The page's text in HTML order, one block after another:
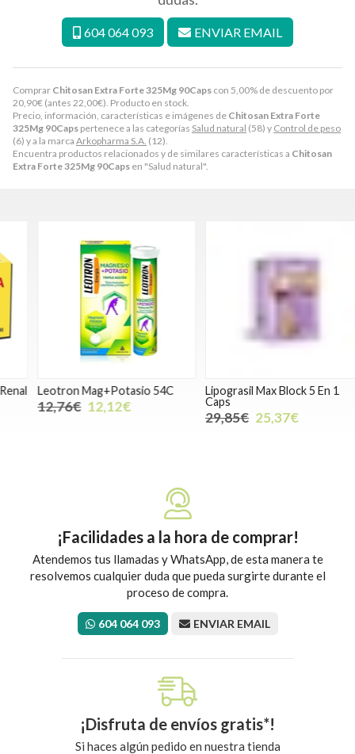
Comprar Chitosan Extra Forte 325Mg 90Caps con 5,00% de descuento por
20,90€ (antes 22,00€). Producto en stock.
Precio, información, características e imágenes de Chitosan Extra Forte
325Mg 90Caps pertenece a las categorías Salud natural (58) y Control de peso
(6) y a la marca Arkopharma S.A. (12).
Encuentra productos relacionados y de similares características a Chitosan
Extra Forte 325Mg 90Caps en "Salud natural".
604 064 093 ENVIAR EMAIL
Leotron Mag+Potasio 54C
12,76€ 12,12€
Lipograsil Max Block 5 En 1
Caps
29,85€ 25,37€
¡Facilidades a la hora de comprar!
Atendemos tus llamadas y WhatsApp, de esta manera te
resolvemos cualquier duda que pueda surgirte durante el
proceso de compra.
604 064 093 ENVIAR EMAIL
¡Disfruta de envíos gratis*!
Si haces algún pedido en nuestra tienda